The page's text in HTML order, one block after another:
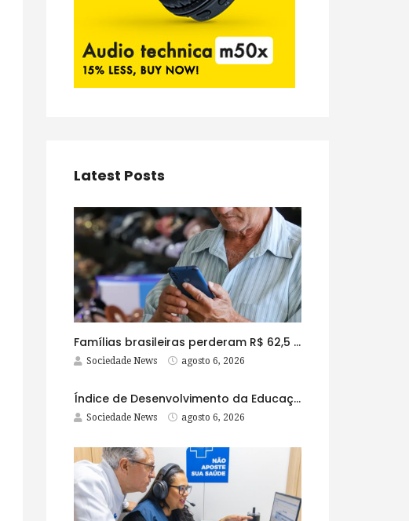
Latest Posts
Famílias brasileiras perderam R$ 62,5 bilhões para bets em 2025
Sociedade News agosto 6, 2026
Índice de Desenvolvimento da Educação Básica tem elevação em todas as etapas
Sociedade News agosto 6, 2026